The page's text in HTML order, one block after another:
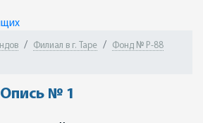
Филиал в г. Таре Фонд № Р-88
№ 1